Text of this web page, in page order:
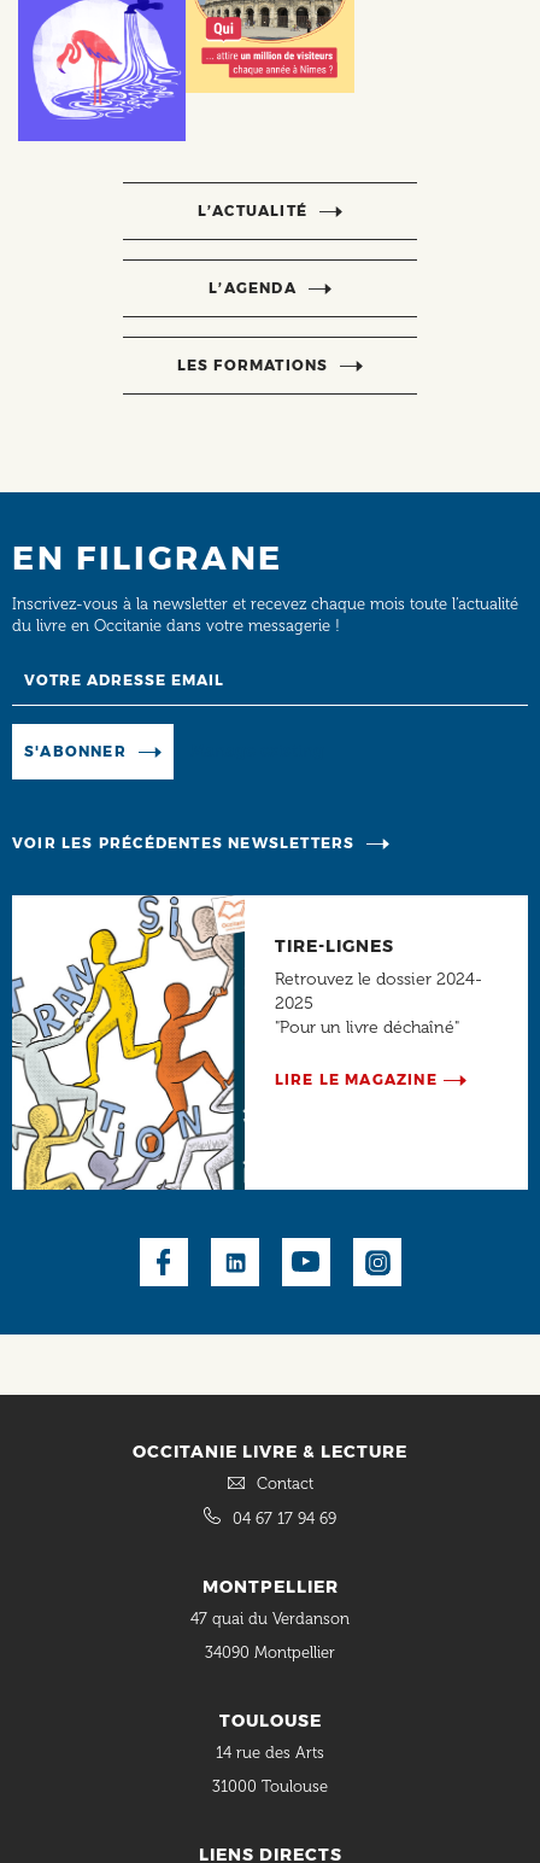
L’ACTUALITÉ
L’AGENDA
LES FORMATIONS
EN FILIGRANE
Inscrivez-vous à la newsletter et recevez chaque mois toute l’actualité
du livre en Occitanie dans votre messagerie !
S'ABONNER
VOIR LES PRÉCÉDENTES NEWSLETTERS
TIRE-LIGNES
Retrouvez le dossier 2024-
2025
"Pour un livre déchaîné"
LIRE LE MAGAZINE
OCCITANIE LIVRE & LECTURE
Contact
04 67 17 94 69
MONTPELLIER
47 quai du Verdanson
34090 Montpellier
TOULOUSE
14 rue des Arts
31000 Toulouse
LIENS DIRECTS